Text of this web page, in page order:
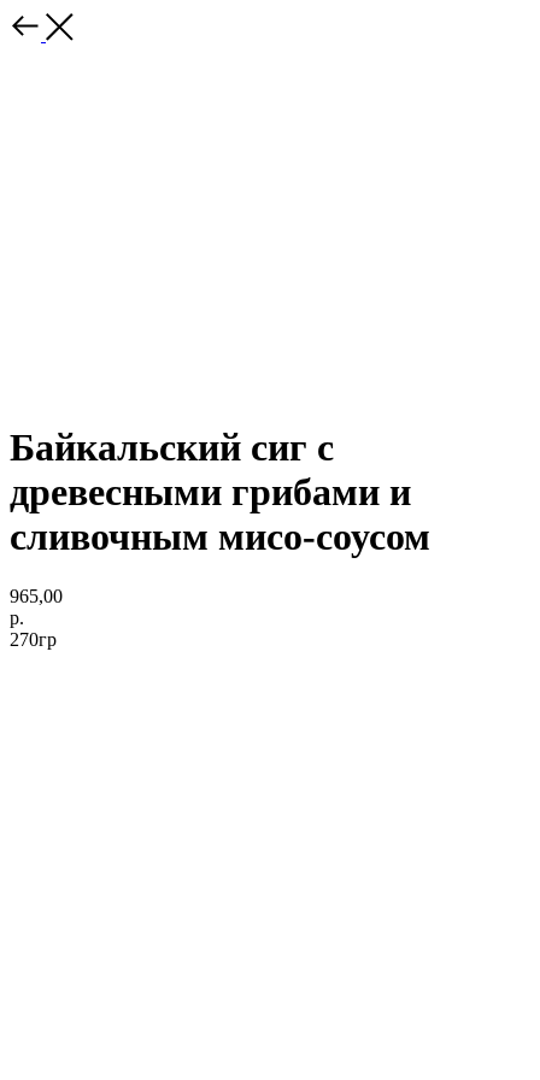
Байкальский сиг с
древесными грибами и
сливочным мисо-соусом
965,00
р.
270гр